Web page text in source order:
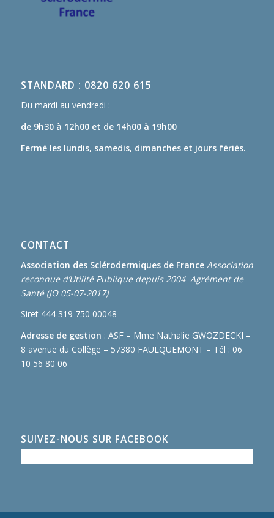
STANDARD : 0820 620 615
Du mardi au vendredi :
de 9h30 à 12h00 et de 14h00 à 19h00
Fermé les lundis, samedis, dimanches et jours fériés.
CONTACT
Association des Sclérodermiques de France Association
reconnue d’Utilité Publique depuis 2004 Agrément de
Santé (JO 05-07-2017)
Siret 444 319 750 00048
Adresse de gestion : ASF – Mme Nathalie GWOZDECKI –
8 avenue du Collège – 57380 FAULQUEMONT – Tél : 06
10 56 80 06
SUIVEZ-NOUS SUR FACEBOOK